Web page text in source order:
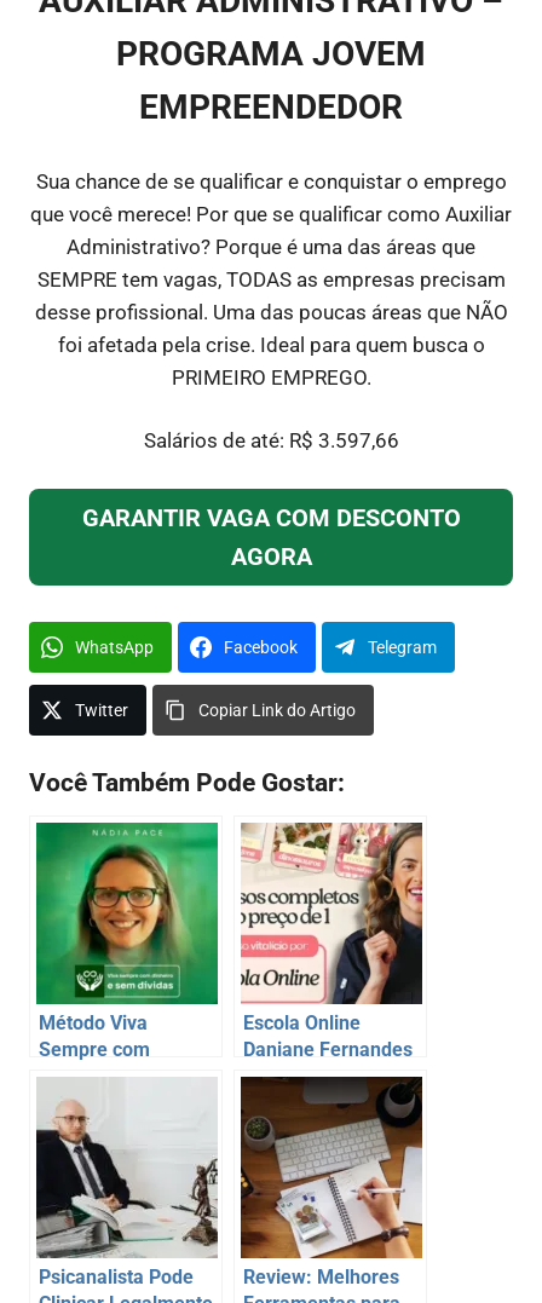
PROGRAMA JOVEM
EMPREENDEDOR
Sua chance de se qualificar e conquistar o emprego
que você merece! Por que se qualificar como Auxiliar
Administrativo? Porque é uma das áreas que
SEMPRE tem vagas, TODAS as empresas precisam
desse profissional. Uma das poucas áreas que NÃO
foi afetada pela crise. Ideal para quem busca o
PRIMEIRO EMPREGO.
Salários de até: R$ 3.597,66
GARANTIR VAGA COM DESCONTO
AGORA
WhatsApp Facebook Telegram
Twitter Copiar Link do Artigo
Você Também Pode Gostar:
Método Viva
Sempre com
Dinheiro Vale a
Pena? O Curso da
Nádia Pace é
Confiável?
Escola Online
Daniane Fernandes
Vale a Pena? O
Curso de Confeitaria
com Acesso Vitalício
Psicanalista Pode
Review: Melhores